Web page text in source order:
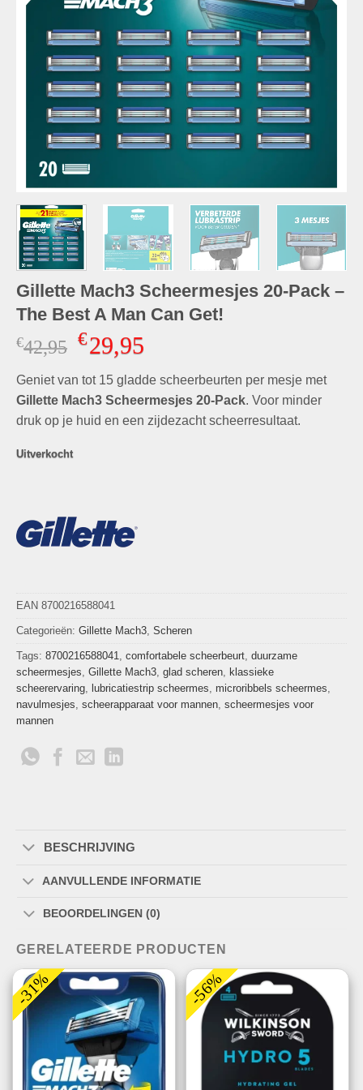
Gillette Mach3 Scheermesjes 20-Pack –
The Best A Man Can Get!
€42,95 Oorspronkelijke
was:
€42,95.
€29,95Huidige
is:
€29,95.
Geniet van tot 15 gladde scheerbeurten per mesje met
Gillette Mach3 Scheermesjes 20-Pack. Voor minder
druk op je huid en een zijdezacht scheerresultaat.
Uitverkocht
EAN 8700216588041
Categorieën: Gillette Mach3, Scheren
Tags: 8700216588041, comfortabele scheerbeurt, duurzame
scheermesjes, Gillette Mach3, glad scheren, klassieke
scheerervaring, lubricatiestrip scheermes, microribbels scheermes,
navulmesjes, scheerapparaat voor mannen, scheermesjes voor
mannen
BESCHRIJVING
AANVULLENDE INFORMATIE
BEOORDELINGEN (0)
GERELATEERDE PRODUCTEN
-31% -56%